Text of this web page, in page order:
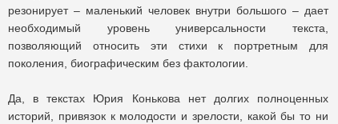
резонирует – маленький человек внутри большого – дает
необходимый уровень универсальности текста,
позволяющий относить эти стихи к портретным для
поколения, биографическим без фактологии.
Да, в текстах Юрия Конькова нет долгих полноценных
историй, привязок к молодости и зрелости, какой бы то ни